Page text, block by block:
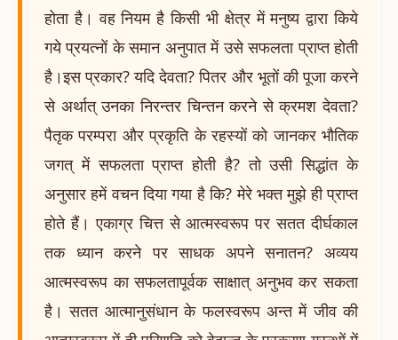
होता है। वह नियम है किसी भी क्षेत्र में मनुष्य द्वारा किये
गये प्रयत्नों के समान अनुपात में उसे सफलता प्राप्त होती
है।इस प्रकार? यदि देवता? पितर और भूतों की पूजा करने
से अर्थात् उनका निरन्तर चिन्तन करने से क्रमश देवता?
पैतृक परम्परा और प्रकृति के रहस्यों को जानकर भौतिक
जगत् में सफलता प्राप्त होती है? तो उसी सिद्धांत के
अनुसार हमें वचन दिया गया है कि? मेरे भक्त मुझे ही प्राप्त
होते हैं। एकाग्र चित्त से आत्मस्वरूप पर सतत दीर्घकाल
तक ध्यान करने पर साधक अपने सनातन? अव्यय
आत्मस्वरूप का सफलतापूर्वक साक्षात् अनुभव कर सकता
है। सतत आत्मानुसंधान के फलस्वरूप अन्त में जीव की